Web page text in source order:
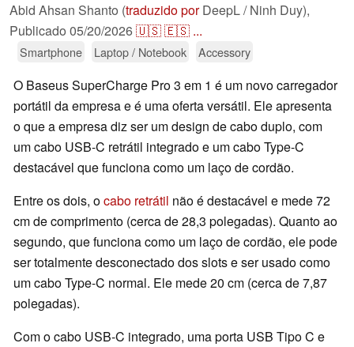
Abid Ahsan Shanto (traduzido porDeepL / Ninh Duy),
Publicado 05/20/2026🇺🇸🇪🇸 ...
Smartphone Laptop / Notebook Accessory
O Baseus SuperCharge Pro 3 em 1 é um novo carregador
portátil da empresa e é uma oferta versátil. Ele apresenta
o que a empresa diz ser um design de cabo duplo, com
um cabo USB-C retrátil integrado e um cabo Type-C
destacável que funciona como um laço de cordão.
Entre os dois, ocabo retrátil não é destacável e mede 72
cm de comprimento (cerca de 28,3 polegadas). Quanto ao
segundo, que funciona como um laço de cordão, ele pode
ser totalmente desconectado dos slots e ser usado como
um cabo Type-C normal. Ele mede 20 cm (cerca de 7,87
polegadas).
Com o cabo USB-C integrado, uma porta USB Tipo C e